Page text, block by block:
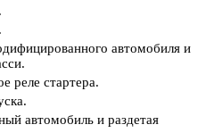
автомобиля и
реле стартера.
автомобиль и раздетая